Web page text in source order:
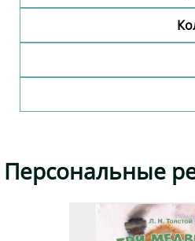
Персональные